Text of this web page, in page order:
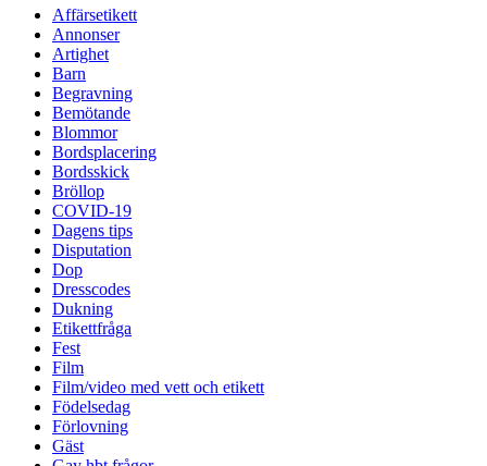
Affärsetikett
Annonser
Artighet
Barn
Begravning
Bemötande
Blommor
Bordsplacering
Bordsskick
Bröllop
COVID-19
Dagens tips
Disputation
Dop
Dresscodes
Dukning
Etikettfråga
Fest
Film
Film/video med vett och etikett
Födelsedag
Förlovning
Gäst